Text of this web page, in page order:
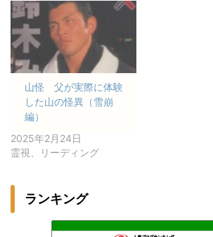
山怪 父が実際に体験
した山の怪異（雪崩
編）
2025年2月24日
霊視、リーディング
ランキング